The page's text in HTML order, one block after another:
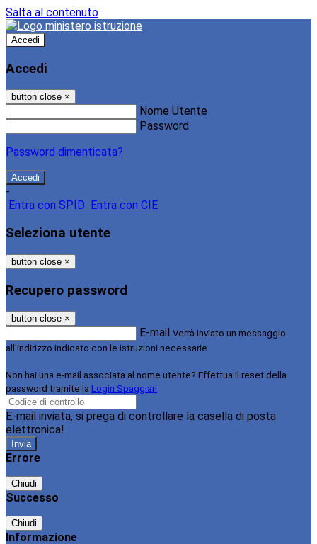
Salta al contenuto
Accedi
Accedi
button close ×
Nome Utente
Password
Password dimenticata?
-
Entra con SPID
Entra con CIE
Seleziona utente
button close ×
Recupero password
button close ×
E-mail Verrà inviato un messaggio
all'indirizzo indicato con le istruzioni necessarie.
Non hai una e-mail associata al nome utente? Effettua il reset della
password tramite la Login Spaggiari
E-mail inviata, si prega di controllare la casella di posta
elettronica!
Errore
Chiudi
Successo
Chiudi
Informazione